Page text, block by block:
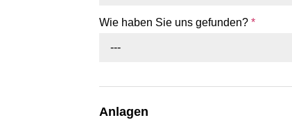
Wie haben Sie uns gefunden? *
---
Anlagen